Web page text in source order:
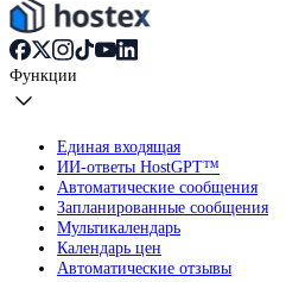
Функции
Единая входящая
ИИ-ответы HostGPT™
Автоматические сообщения
Запланированные сообщения
Мультикалендарь
Календарь цен
Автоматические отзывы